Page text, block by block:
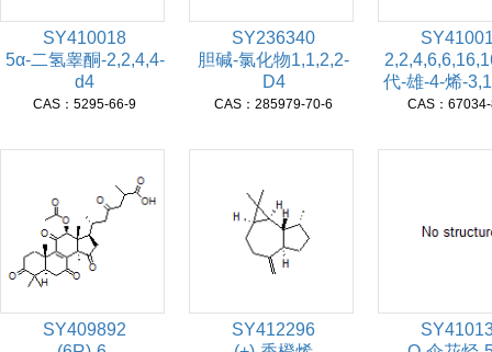
SY410018
5α-二氢睾酮-2,2,4,4-
d4
CAS：5295-66-9
SY236340
胆碱-氯化物1,1,2,2-
D4
CAS：285979-70-6
代-雄-4-烯-
CAS：
SY409892
SY412296